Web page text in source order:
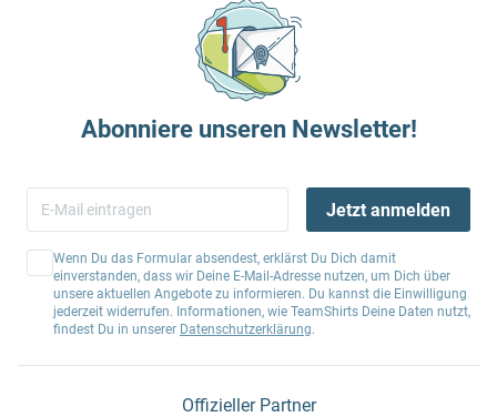
Abonniere unseren Newsletter!
Jetzt anmelden
Wenn Du das Formular absendest, erklärst Du Dich damit
einverstanden, dass wir Deine E-Mail-Adresse nutzen, um Dich über
unsere aktuellen Angebote zu informieren. Du kannst die Einwilligung
jederzeit widerrufen. Informationen, wie TeamShirts Deine Daten nutzt,
findest Du in unserer Datenschutzerklärung.
Offizieller Partner